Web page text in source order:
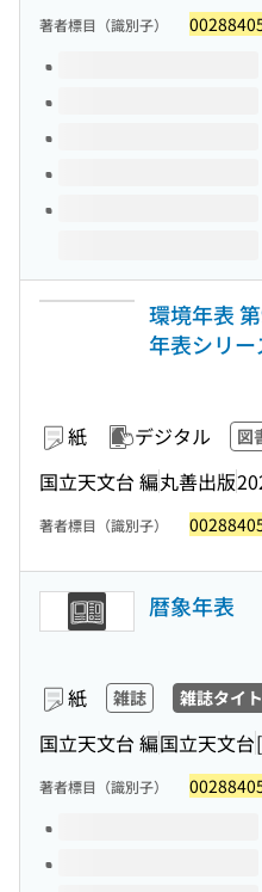
著者標目（識別子）
このタイトルの巻号
環境年表
年表シリー
紙 デジタル 図
国立天文台 編丸善出版
著者標目（識別子）
暦象年表
紙 雑誌 雑誌タイ
国立天文台 編国立天文台
著者標目（識別子）
このタイトルの巻号